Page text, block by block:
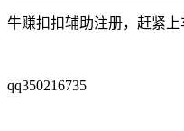
牛赚扣扣辅助注册，赶紧上
qq350216735